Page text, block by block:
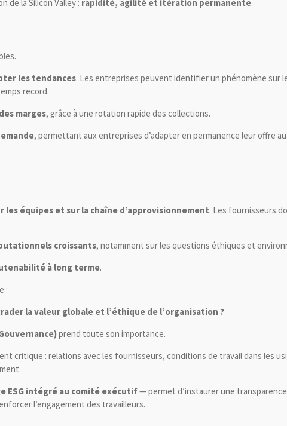
de la Silicon Valley : rapidité, agilité et itération permanente.
les tendances. Les entreprises peuvent identifier un phénomène sur
record.
marges, grâce à une rotation rapide des collections.
, permettant aux entreprises d’adapter en permanence leur offre
les équipes et sur la chaîne d’approvisionnement. Les fournisseurs
croissants, notamment sur les questions éthiques et
à long terme.
:
la valeur globale et l’éthique de l’organisation ?
prend toute son importance.
critique : relations avec les fournisseurs, conditions de travail dans les
ESG intégré au comité exécutif— permet d’instaurer une
l’engagement des travailleurs.